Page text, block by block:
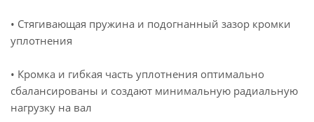
• Стягивающая пружина и подогнанный зазор кромки
уплотнения
• Кромка и гибкая часть уплотнения оптимально
сбалансированы и создают минимальную радиальную
нагрузку на вал